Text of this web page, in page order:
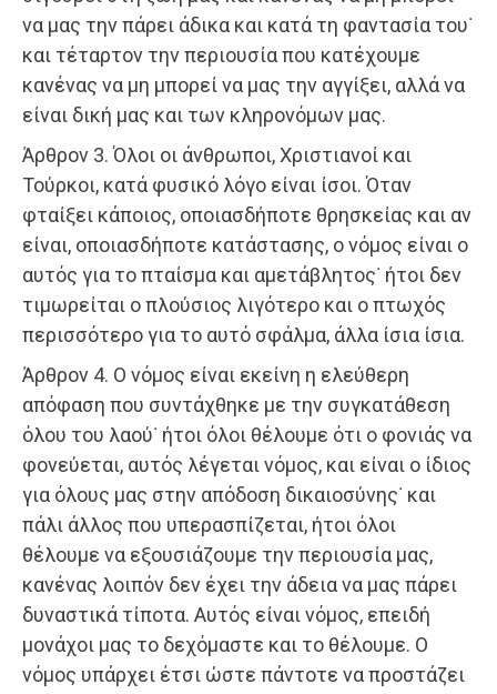
να μας την πάρει άδικα και κατά τη φαντασία του˙
και τέταρτον την περιουσία που κατέχουμε
κανένας να μη μπορεί να μας την αγγίξει, αλλά να
είναι δική μας και των κληρονόμων μας.
Άρθρον 3. Όλοι οι άνθρωποι, Χριστιανοί και
Τούρκοι, κατά φυσικό λόγο είναι ίσοι. Όταν
φταίξει κάποιος, οποιασδήποτε θρησκείας και αν
είναι, οποιασδήποτε κατάστασης, ο νόμος είναι ο
αυτός για το πταίσμα και αμετάβλητος˙ ήτοι δεν
τιμωρείται ο πλούσιος λιγότερο και ο πτωχός
περισσότερο για το αυτό σφάλμα, άλλα ίσια ίσια.
Άρθρον 4. Ο νόμος είναι εκείνη η ελεύθερη
απόφαση που συντάχθηκε με την συγκατάθεση
όλου του λαού˙ ήτοι όλοι θέλουμε ότι ο φονιάς να
φονεύεται, αυτός λέγεται νόμος, και είναι ο ίδιος
για όλους μας στην απόδοση δικαιοσύνης˙ και
πάλι άλλος που υπερασπίζεται, ήτοι όλοι
θέλουμε να εξουσιάζουμε την περιουσία μας,
κανένας λοιπόν δεν έχει την άδεια να μας πάρει
δυναστικά τίποτα. Αυτός είναι νόμος, επειδή
μονάχοι μας το δεχόμαστε και το θέλουμε. Ο
νόμος υπάρχει έτσι ώστε πάντοτε να προστάζει